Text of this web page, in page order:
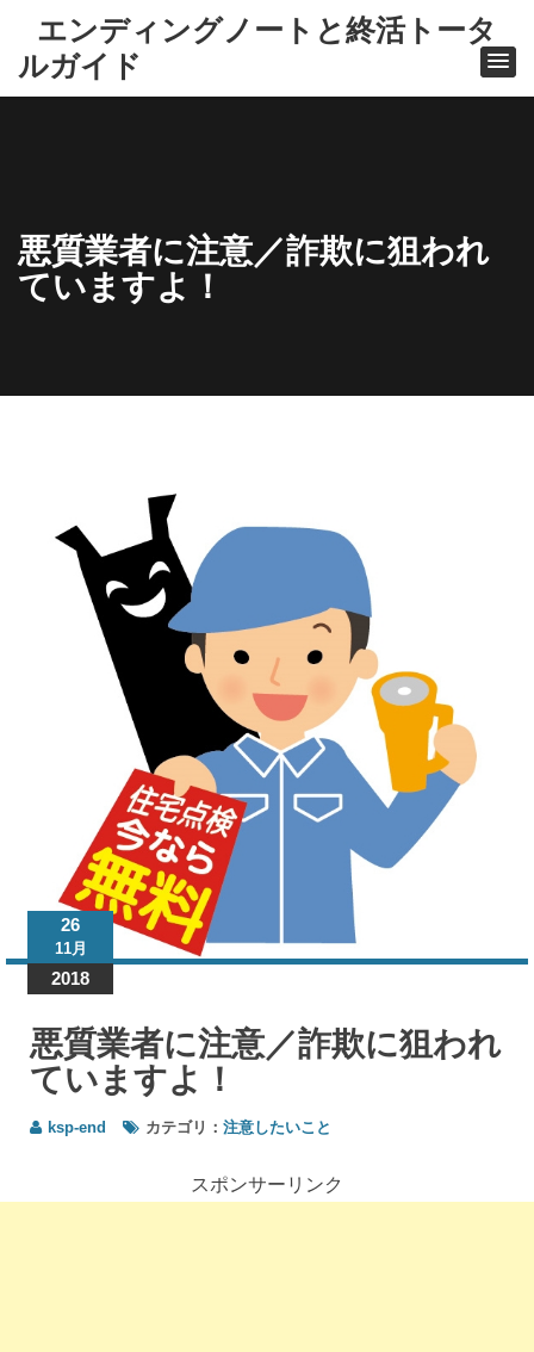
エンディングノートと終活トータ
ルガイド
悪質業者に注意／詐欺に狙われ
ていますよ！
し
い
こ
意／
詐欺
に狙
われ
てい
ます
26
11月
2018
悪質業者に注意／詐欺に狙われ
ていますよ！
ksp-end カテゴリ： 注意したいこと
スポンサーリンク